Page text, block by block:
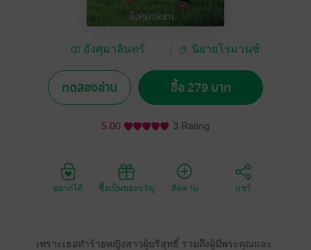
อังศุมาลินทร์
นิยายโรมานซ์
ทดลองอ่าน ซื้อ 279 บาท
5.00 3 Rating
อยากได้ ซื้อเป็นของขวัญ ติดตาม แชร์
เพราะเธอทำร้ายหญิงสาวผู้บริสุทธิ์ รวมถึงผู้มีพระคุณและ